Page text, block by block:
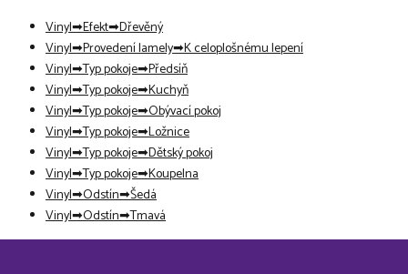
Vinyl Efekt Dřevěný
Vinyl Provedení lamely K celoplošnému lepení
Vinyl Typ pokoje Předsíň
Vinyl Typ pokoje Kuchyň
Vinyl Typ pokoje Obývací pokoj
Vinyl Typ pokoje Ložnice
Vinyl Typ pokoje Dětský pokoj
Vinyl Typ pokoje Koupelna
Vinyl Odstín Šedá
Vinyl Odstín Tmavá